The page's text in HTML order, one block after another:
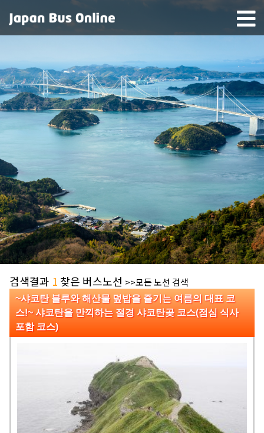
검색결과 1 찾은 버스노선 >>모든 노선 검색
~샤코탄 블루와 해산물 덮밥을 즐기는 여름의 대표 코
스!~ 샤코탄을 만끽하는 절경 샤코탄곶 코스(점심 식사
포함 코스)